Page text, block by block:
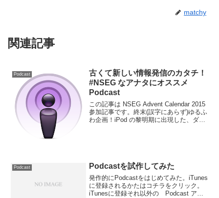
matchy
関連記事
Podcast
古くて新しい情報発信のカタチ！
#NSEG なアナタにオススメ
Podcast
この記事は NSEG Advent Calendar 2015
参加記事です。終末(誤字にあらず)ゆるふ
わ企画！iPod の黎明期に出現した、ダウ
Podcast Podcastを試作してみた
発作的にPodcastをはじめてみた。iTunes
に登録されるかたはコチラをクリック。
iTunesに登録それ以外の Podcast アプ